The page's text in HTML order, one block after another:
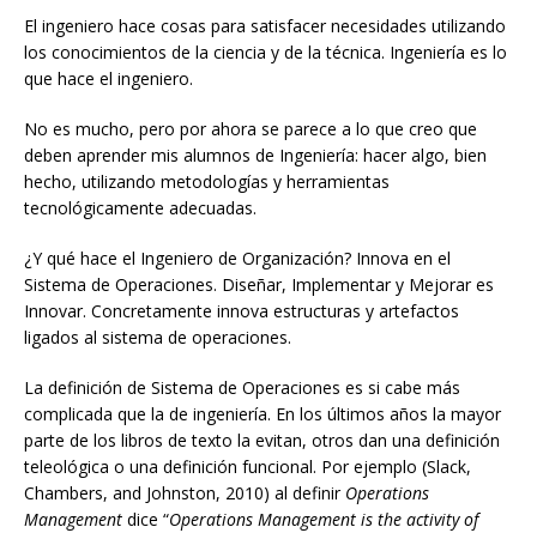
El ingeniero hace cosas para satisfacer necesidades utilizando
los conocimientos de la ciencia y de la técnica. Ingeniería es lo
que hace el ingeniero.
No es mucho, pero por ahora se parece a lo que creo que
deben aprender mis alumnos de Ingeniería: hacer algo, bien
hecho, utilizando metodologías y herramientas
tecnológicamente adecuadas.
¿Y qué hace el Ingeniero de Organización? Innova en el
Sistema de Operaciones. Diseñar, Implementar y Mejorar es
Innovar. Concretamente innova estructuras y artefactos
ligados al sistema de operaciones.
La definición de Sistema de Operaciones es si cabe más
complicada que la de ingeniería. En los últimos años la mayor
parte de los libros de texto la evitan, otros dan una definición
teleológica o una definición funcional. Por ejemplo (Slack,
Chambers, and Johnston, 2010) al definir Operations
Management dice “Operations Management is the activity of